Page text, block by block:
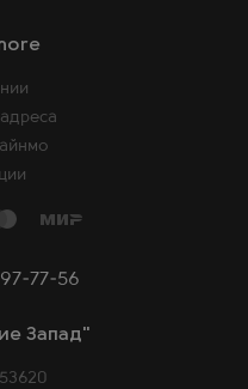
77-56
Запад"